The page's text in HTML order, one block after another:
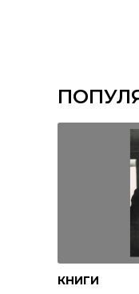
КНИГИ